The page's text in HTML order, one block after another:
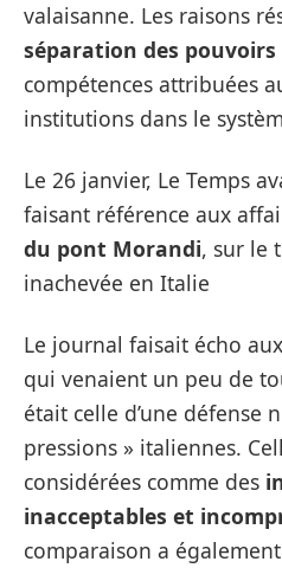
valaisanne. Les raisons
séparation des pouvoirs
compétences attribuées
institutions dans le
Le 26 janvier, Le Temps
faisant référence aux
du pont Morandi, sur le
inachevée en Italie
Le journal faisait écho
qui venaient un peu de
était celle d’une défense
pressions » italiennes.
considérées comme des
inacceptables et
comparaison a